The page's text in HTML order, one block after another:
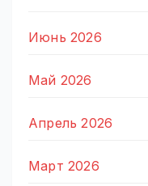
Июнь 2026
Май 2026
Апрель 2026
Март 2026